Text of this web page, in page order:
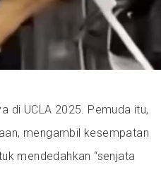
di UCLA 2025. Pemuda itu,
mengambil kesempatan
mendedahkan “senjata